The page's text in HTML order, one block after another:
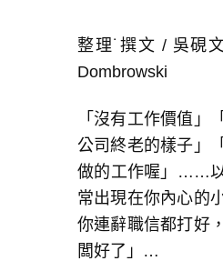
整理˙撰文 / 吳硯
Dombrowski
「沒有工作價值」
公司終老的樣子」
做的工作喔」……
常出現在你內心的
你連辭職信都打好
闆好了」…